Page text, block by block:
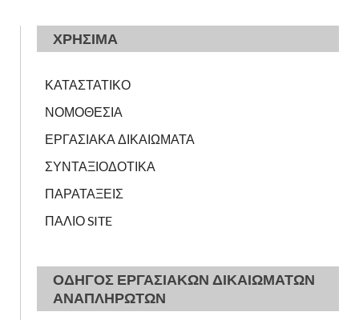
ΧΡΗΣΙΜΑ
ΚΑΤΑΣΤΑΤΙΚΟ
ΝΟΜΟΘΕΣΙΑ
ΕΡΓΑΣΙΑΚΑ ΔΙΚΑΙΩΜΑΤΑ
ΣΥΝΤΑΞΙΟΔΟΤΙΚΑ
ΠΑΡΑΤΑΞΕΙΣ
ΠΑΛΙΟ SITE
ΟΔΗΓΟΣ ΕΡΓΑΣΙΑΚΩΝ ΔΙΚΑΙΩΜΑΤΩΝ
ΑΝΑΠΛΗΡΩΤΩΝ